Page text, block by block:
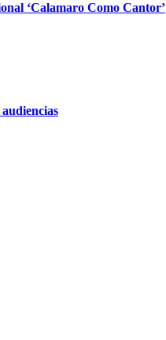
‘Calamaro Como Cantor’